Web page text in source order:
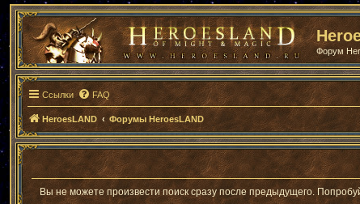
Форум
Ссылки FAQ
HeroesLAND Форумы HeroesLAND
Вы не можете произвести поиск сразу после предыдущего.